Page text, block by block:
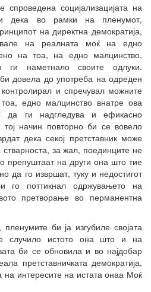
социјализацијата на
и дека во рамки на пленумот,
на директна демократија,
на реалната моќ на едно
на тоа, на едно малцинство,
ги наметнало своите одлуки.
довела до употреба на одреден
и спречувал можните
едно малцинство внатре ова
да ги надгледува и ефикасно
начин повторно би се вовело
дека секој претставник може
за жал, поединците не
препуштаат на други она што тие
да го извршат, туку и недостигот
го поттикнал одржувањето на
претворање во перманентна
би ја изгубиле својата
случило истото она што и на
би се обновила и во најдобар
претставничката демократија,
интересите на истата онаа Моќ